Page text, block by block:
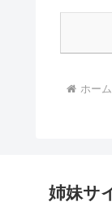
ホーム
姉妹サ